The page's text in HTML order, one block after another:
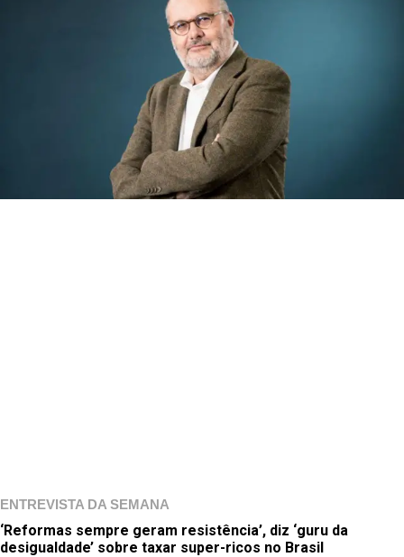
ENTREVISTA DA SEMANA
‘Reformas sempre geram resistência’, diz ‘guru da
desigualdade’ sobre taxar super-ricos no Brasil